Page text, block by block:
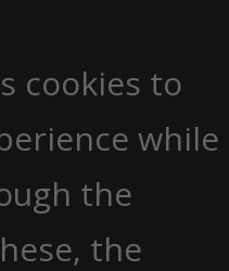
cookies to
while
the
the